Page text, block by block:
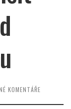
KOMENTÁŘE